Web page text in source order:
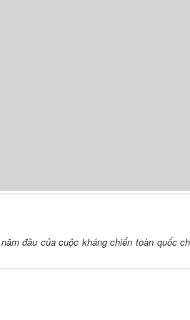
đầu của cuộc kháng chiến toàn quốc